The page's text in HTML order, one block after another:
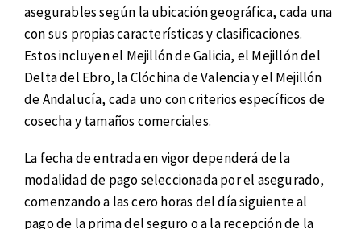
asegurables según la ubicación geográfica, cada una
con sus propias características y clasificaciones.
Estos incluyen el Mejillón de Galicia, el Mejillón del
Delta del Ebro, la Clóchina de Valencia y el Mejillón
de Andalucía, cada uno con criterios específicos de
cosecha y tamaños comerciales.
La fecha de entrada en vigor dependerá de la
modalidad de pago seleccionada por el asegurado,
comenzando a las cero horas del día siguiente al
pago de la prima del seguro o a la recepción de la